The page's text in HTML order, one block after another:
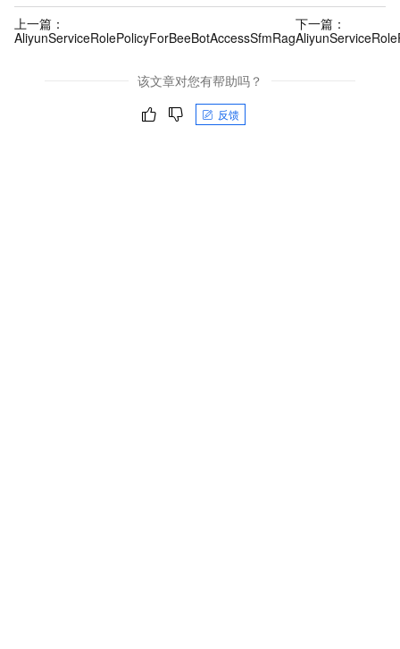
上一篇：
AliyunServiceRolePolicyForBeeBotAccessSfmRag
下一篇：
该文章对您有帮助吗？
反馈